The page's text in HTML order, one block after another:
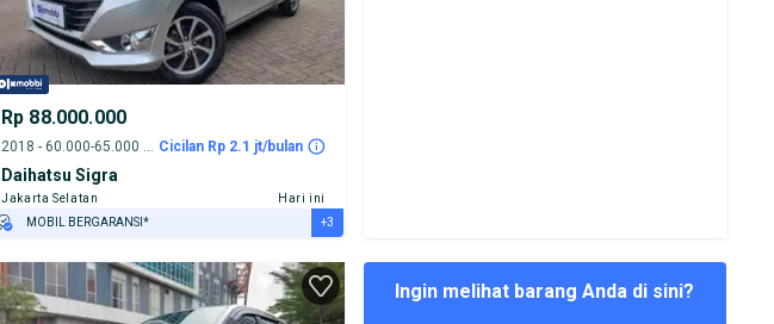
Rp 88.000.000
2018 - 60.000-65.000 km Cicilan Rp 2.1 jt/bulan
Daihatsu Sigra
Jakarta Selatan
Hari ini
MOBIL BERGARANSI*
TEST DRIVE DARI RUMAH
GRATIS BIAYA JASA PERAWATAN*
+3
Ingin melihat barang Anda di sini?